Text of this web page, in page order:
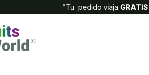
"Tu pedido viaja GRATIS